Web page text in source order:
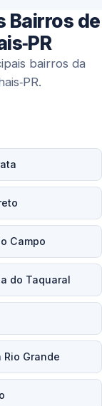
Bairros de
bairros da
Campo
do Taquaral
Grande